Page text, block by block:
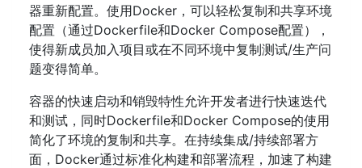
器重新配置。使用Docker，可以轻松复制和共享环境
配置（通过Dockerfile和Docker Compose配置），
使得新成员加入项目或在不同环境中复制测试/生产问
题变得简单。
容器的快速启动和销毁特性允许开发者进行快速迭代
和测试，同时Dockerfile和Docker Compose的使用
简化了环境的复制和共享。在持续集成/持续部署方
面，Docker通过标准化构建和部署流程，加速了构建